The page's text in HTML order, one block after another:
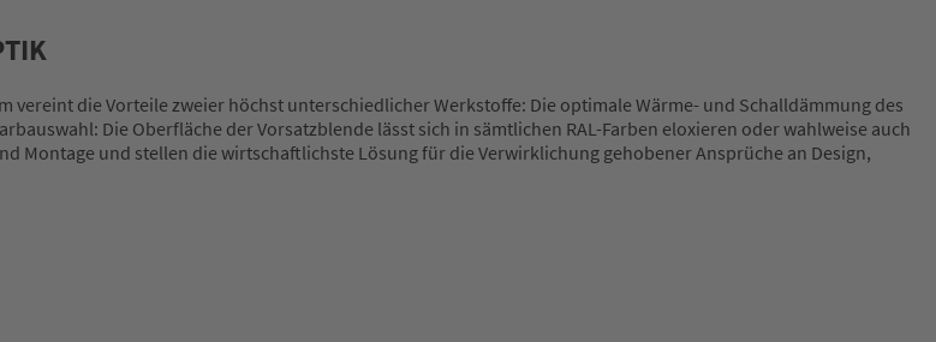
die Vorteile zweier höchst unterschiedlicher Werkstoffe: Die optimale Wärme- und Schalldämmung des
Die Oberfläche der Vorsatzblende lässt sich in sämtlichen RAL-Farben eloxieren oder wahlweise auch
Montage und stellen die wirtschaftlichste Lösung für die Verwirklichung gehobener Ansprüche an Design,